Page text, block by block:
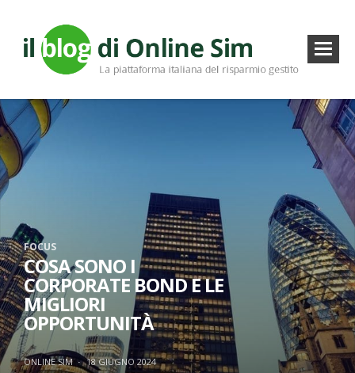
FOCUS
COSA SONO I
CORPORATE BOND E LE
MIGLIORI
OPPORTUNITÀ
ONLINE SIM · 18 GIUGNO 2024